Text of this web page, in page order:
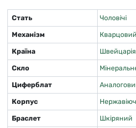
Стать
Чоловічі
Механізм
Кварцовий
Країна
Швейцарія
Скло
Циферблат
Корпус
Браслет
Шкіряний